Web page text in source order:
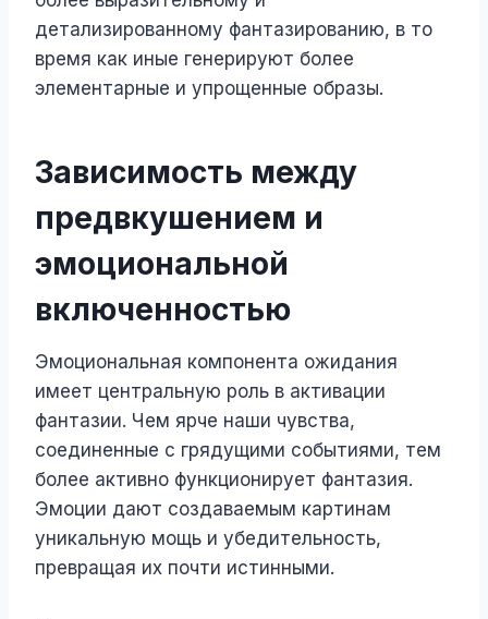
детализированному фантазированию, в то
время как иные генерируют более
элементарные и упрощенные образы.
Зависимость между
предвкушением и
эмоциональной
включенностью
Эмоциональная компонента ожидания
имеет центральную роль в активации
фантазии. Чем ярче наши чувства,
соединенные с грядущими событиями, тем
более активно функционирует фантазия.
Эмоции дают создаваемым картинам
уникальную мощь и убедительность,
превращая их почти истинными.